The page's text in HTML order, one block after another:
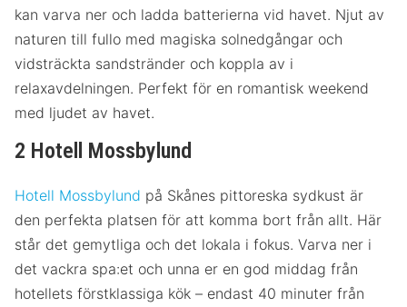
kan varva ner och ladda batterierna vid havet. Njut av
naturen till fullo med magiska solnedgångar och
vidsträckta sandstränder och koppla av i
relaxavdelningen. Perfekt för en romantisk weekend
med ljudet av havet.
2 Hotell Mossbylund
Hotell Mossbylund på Skånes pittoreska sydkust är
den perfekta platsen för att komma bort från allt. Här
står det gemytliga och det lokala i fokus. Varva ner i
det vackra spa:et och unna er en god middag från
hotellets förstklassiga kök – endast 40 minuter från